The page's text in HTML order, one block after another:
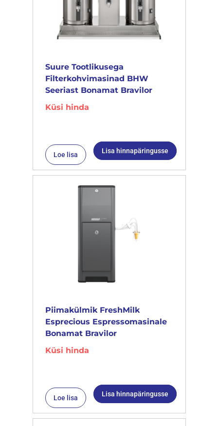
Suure Tootlikusega
Filterkohvimasinad BHW
Seeriast Bonamat Bravilor
Küsi hinda
Loe lisa Lisa hinnapäringusse
Piimakülmik FreshMilk
Esprecious Espressomasinale
Bonamat Bravilor
Küsi hinda
Loe lisa Lisa hinnapäringusse